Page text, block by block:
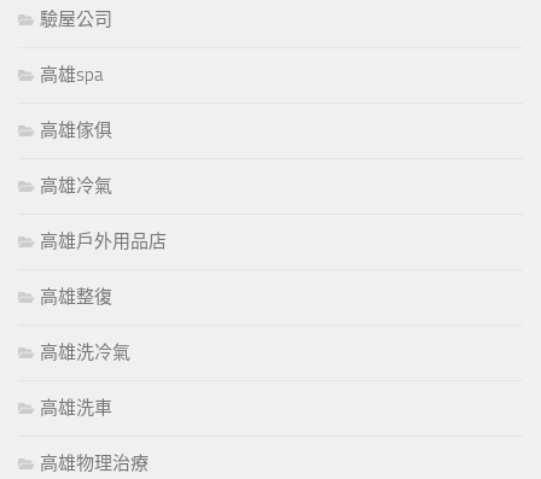
驗屋公司
高雄spa
高雄傢俱
高雄冷氣
高雄戶外用品店
高雄整復
高雄洗冷氣
高雄洗車
高雄物理治療